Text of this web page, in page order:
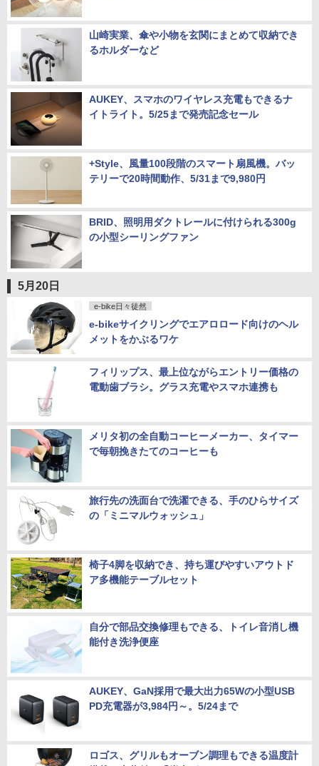
山崎実業、傘や小物を玄関にまとめて収納でき
るホルダーなど
AUKEY、スマホのワイヤレス充電もできるナ
イトライト。5/25まで発売記念セール
+Style、風量100段階のスマート扇風機。バッ
テリーで20時間動作、5/31まで9,980円
BRID、照明用ダクトレールに付けられる300g
の小型シーリングファン
5月20日
e-bike日々徒然
e-bikeサイクリングでエアロロード向けのヘル
メットをかぶるワケ
フィリップス、最上位ながらエントリー価格の
電動歯ブラシ。グラス充電やスマホ連携も
メリタ初の全自動コーヒーメーカー、タイマー
で毎朝挽きたてのコーヒーも
旅行先の洗面台で洗濯できる、手のひらサイズ
の「ミニマルウォッシュ」
椅子4脚を収納でき、持ち運びやすいアウトド
ア多機能テーブルセット
自分で部品交換修理もできる、トイレ音消し機
能付き洗浄便座
AUKEY、GaN採用で最大出力65Wの小型USB
PD充電器が3,984円～。5/24まで
ロゴス、グリルもオーブン調理もできる温度計